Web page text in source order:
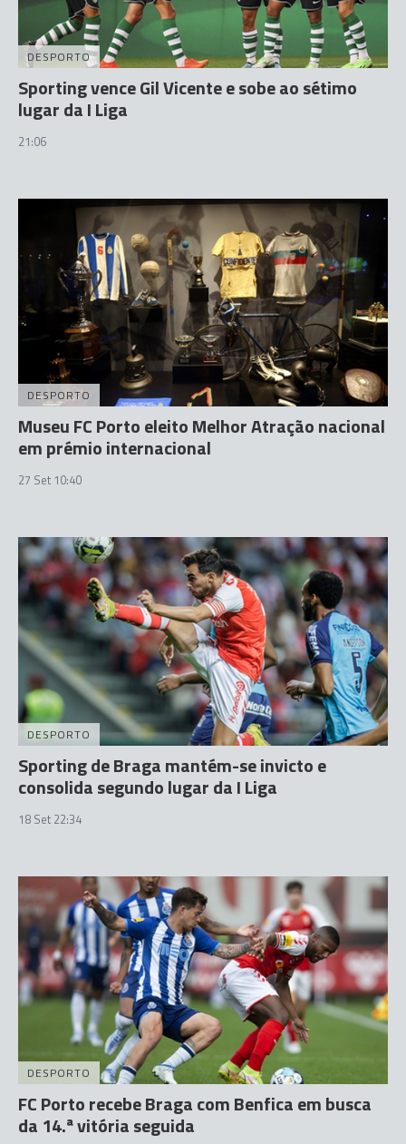
DESPORTO
Sporting vence Gil Vicente e sobe ao sétimo
lugar da I Liga
21:06
DESPORTO
Museu FC Porto eleito Melhor Atração nacional
em prémio internacional
27 Set 10:40
DESPORTO
Sporting de Braga mantém-se invicto e
consolida segundo lugar da I Liga
18 Set 22:34
DESPORTO
FC Porto recebe Braga com Benfica em busca
da 14.ª vitória seguida